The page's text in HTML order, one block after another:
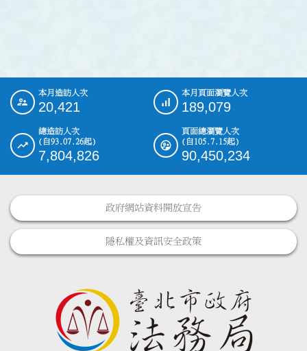
::: 本月造訪人次
20,421
本月頁面瀏覽人次
189,079
總造訪人次
(自93.07.26起)
7,804,826
頁面總瀏覽人次
(自105.7.15起)
90,450,234
政府網站資料開放宣告
隱私權及資訊安全政策